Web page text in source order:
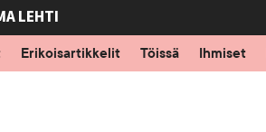
LEHTI
Erikoisartikkelit Töissä Ihmiset